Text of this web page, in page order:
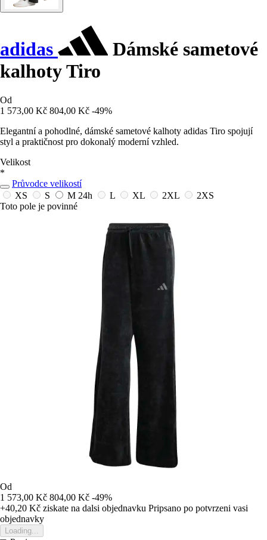
adidas
Dámské sametové
kalhoty Tiro
Od
1 573,00 Kč 804,00 Kč -49%
Elegantní a pohodlné, dámské sametové kalhoty adidas Tiro spojují
styl a praktičnost pro dokonalý moderní vzhled.
Velikost
*
Průvodce velikostí
XS
S M 24h L XL 2XL
2XS
Toto pole je povinné
Od
1 573,00 Kč 804,00 Kč -49%
+40,20 Kč ziskate na dalsi objednavku Pripsano po potvrzeni vasi
objednavky
Loading...